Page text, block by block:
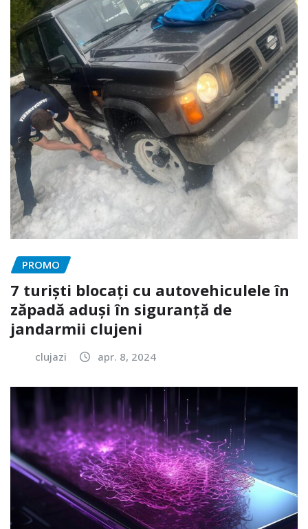
PROMO
7 turiști blocați cu autovehiculele în
zăpadă aduși în siguranță de
jandarmii clujeni
clujazi apr. 8, 2024